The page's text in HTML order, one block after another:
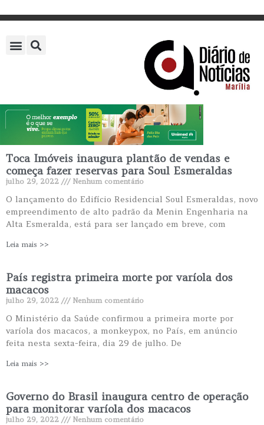
Toca Imóveis inaugura plantão de vendas e
começa fazer reservas para Soul Esmeraldas
julho 29, 2022 Nenhum comentário
O lançamento do Edifício Residencial Soul Esmeraldas, novo
empreendimento de alto padrão da Menin Engenharia na
Alta Esmeralda, está para ser lançado em breve, com
Leia mais >>
País registra primeira morte por varíola dos
macacos
julho 29, 2022 Nenhum comentário
O Ministério da Saúde confirmou a primeira morte por
varíola dos macacos, a monkeypox, no País, em anúncio
feita nesta sexta-feira, dia 29 de julho. De
Leia mais >>
Governo do Brasil inaugura centro de operação
para monitorar varíola dos macacos
julho 29, 2022 Nenhum comentário